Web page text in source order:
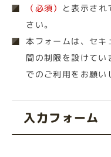
（必須） と表示され
さい。
本フォームは、セキ
間の制限を設けて
でのご利用をお願い
入力フォーム